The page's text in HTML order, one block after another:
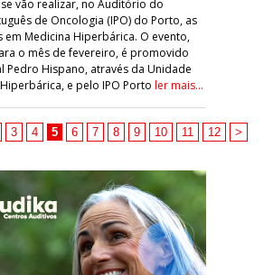
vão realizar, no Auditório do
de Oncologia (IPO) do Porto, as
em Medicina Hiperbárica. O evento,
o mês de fevereiro, é promovido
Pedro Hispano, através da Unidade
e pelo IPO Porto ler mais...
3 4 5 6 7 8 9 10 11 12 >